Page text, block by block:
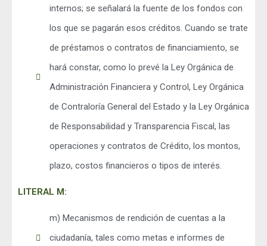
internos; se señalará la fuente de los fondos con
los que se pagarán esos créditos. Cuando se trate
de préstamos o contratos de financiamiento, se
hará constar, como lo prevé la Ley Orgánica de
Administración Financiera y Control, Ley Orgánica
de Contraloría General del Estado y la Ley Orgánica
de Responsabilidad y Transparencia Fiscal, las
operaciones y contratos de Crédito, los montos,
plazo, costos financieros o tipos de interés.
LITERAL M:
m) Mecanismos de rendición de cuentas a la
ciudadanía, tales como metas e informes de